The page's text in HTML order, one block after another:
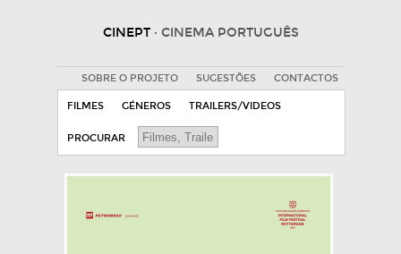
CINEPT · CINEMA PORTUGUÊS
SOBRE O PROJETO SUGESTÕES CONTACTOS
FILMES GÉNEROS TRAILERS/VIDEOS
PROCURAR